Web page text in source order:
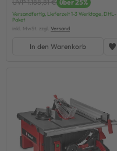
UVP 1.188,81 € über 25%
Versandfertig, Lieferzeit 1-3 Werktage, DHL-
Paket
inkl. MwSt. zzgl. Versand
In den Warenkorb